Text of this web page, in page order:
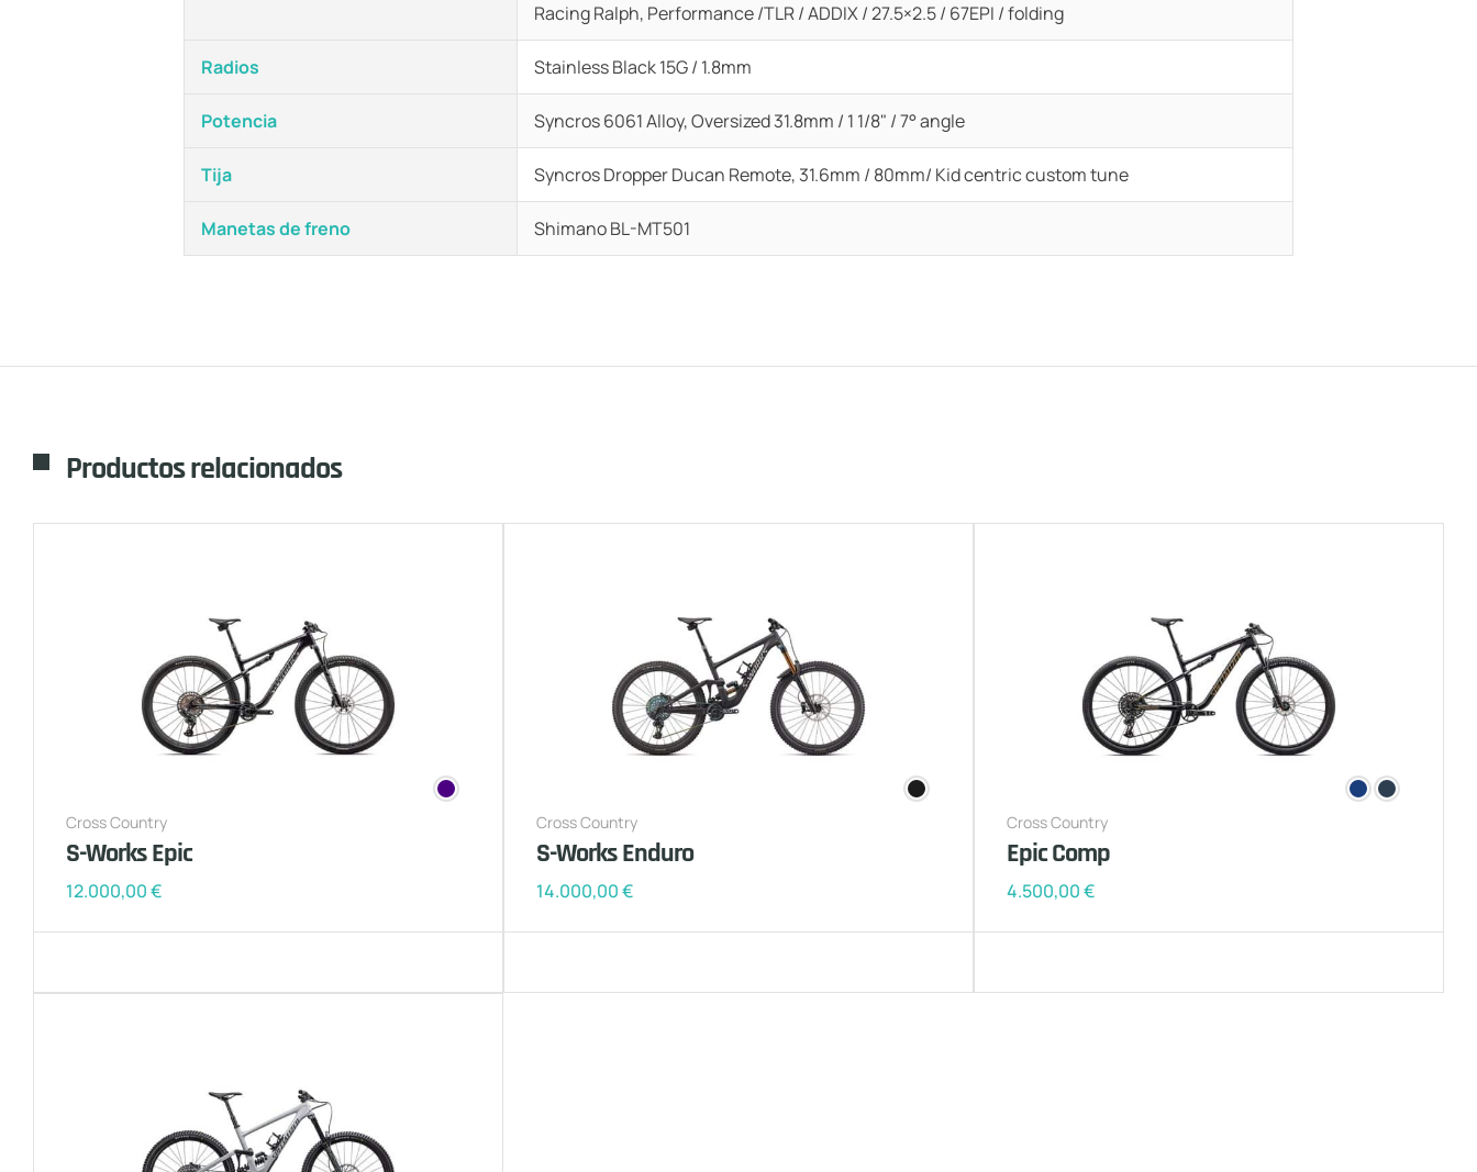
Racing Ralph, Performance /TLR / ADDIX / 27.5×2.5 / 67EPI / folding
Radios Stainless Black 15G / 1.8mm
Potencia Syncros 6061 Alloy, Oversized 31.8mm / 1 1/8" / 7° angle
Tija Syncros Dropper Ducan Remote, 31.6mm / 80mm/ Kid centric custom tune
Manetas de freno Shimano BL-MT501
Productos relacionados
Cross Country
S-Works Epic
12.000,00€
Cross Country
S-Works Enduro
14.000,00€
Cross Country
Epic Comp
4.500,00€